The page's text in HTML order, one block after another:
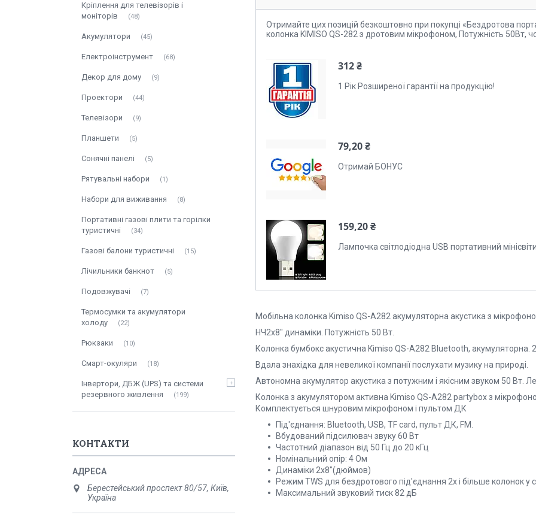
Отримайте цих позицій безкоштовно при покупці «Бездротова
колонка KIMISO QS-282 з дротовим мікрофоном, Потужність 50Вт,
312 ₴
1 Рік Розширеної гарантії на продукцію!
79,20 ₴
Отримай БОНУС
159,20 ₴
Лампочка світлодіодна USB портативний
Мобільна колонка Kimiso QS-A282 акумуляторна акустика з
НЧ2х8" динаміки. Потужність 50 Вт.
Колонка бумбокс акустична Kimiso QS-A282 Bluetooth, акумуляторна.
Вдала знахідка для невеликої компанії послухати музику на природі.
Автономна акумулятор акустика з потужним і якісним звуком 50 Вт.
Колонка з акумулятором активна Kimiso QS-A282 partybox з
Комплектується шнуровим мікрофоном і пультом ДК
Під'єднання: Bluetooth, USB, TF card, пульт ДК, FM.
Вбудований підсилювач звуку 60 Вт
Частотний діапазон від 50 Гц до 20 кГц
Номінальний опір: 4 Ом
Динаміки 2x8"(дюймов)
Режим TWS для бездротового під'єднання 2х і більше колонок у
Максимальний звуковий тиск 82 дБ
Кріплення для телевізорів і
моніторів
48
Акумулятори 45
Електроінструмент 68
Декор для дому 9
Проектори 44
Телевізори 9
Планшети 5
Сонячні панелі 5
Рятувальні набори 1
Набори для виживання 8
Портативні газові плити та горілки
туристичні
34
Газові балони туристичні 15
Лічильники банкнот 5
Подовжувачі 7
Термосумки та акумулятори
холоду
22
Рюкзаки 10
Смарт-окуляри 18
Інвертори, ДБЖ (UPS) та системи
резервного живлення
199
КОНТАКТИ
Берестейський проспект 80/57, Київ,
Україна